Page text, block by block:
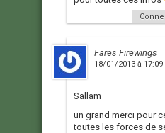
Fares Firewings
18/01/2013 à 17:09
Sallam
un grand merci pour
toutes les forces de